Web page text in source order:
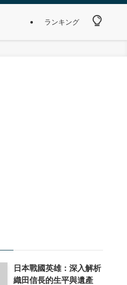
ランキング
日本戰國英雄：深入解析
織田信長的生平與遺產